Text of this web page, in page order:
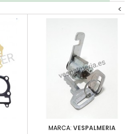
<
MARCA: VESPALMERIA